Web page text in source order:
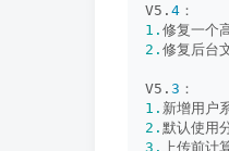
V5. 4 ：
1. 修复一个
2. 修复后台
V5. 3 ：
1. 新增用户
2. 默认使用
3. 上传前计